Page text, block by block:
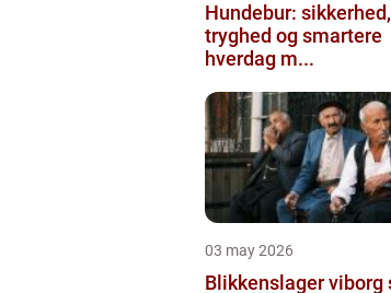
Hundebur: sikkerhed,
tryghed og smartere
hverdag m...
03 may 2026
Blikkenslager viborg sådan